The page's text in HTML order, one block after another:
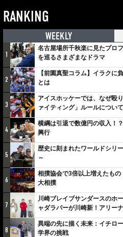
RANKING
WEEKLY
1
名古屋場所千秋楽に見たプロ
を巡るさまざまなドラマ
2
【前園真聖コラム】イラクに
とは
3
アイスホッケーでは、なぜ殴
ァイティング」ルールについて
4
横綱は引退で数億円の収入！
興行
5
歴史に刻まれたワールドシリ
～
6
相撲協会で3倍以上増えたも
大相撲
7
川崎ブレイブサンダースのホ
ャダラパーが川崎新！アリー
しみでしかないでしょ。川崎
8
異端の先に描く未来：イチロ
学界の挑戦